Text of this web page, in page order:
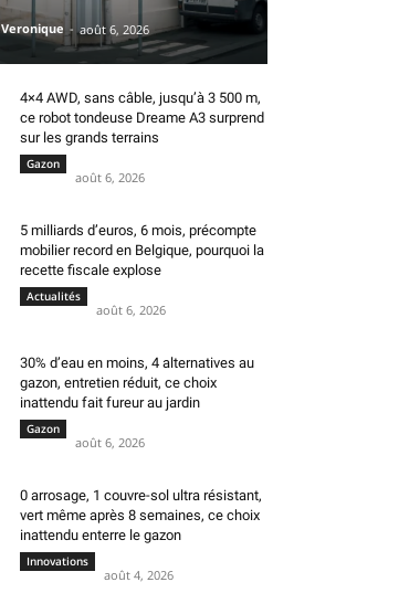
Veronique - août 6, 2026
4×4 AWD, sans câble, jusqu’à 3 500 m,
ce robot tondeuse Dreame A3 surprend
sur les grands terrains
Gazon
août 6, 2026
5 milliards d’euros, 6 mois, précompte
mobilier record en Belgique, pourquoi la
recette fiscale explose
Actualités
août 6, 2026
30% d’eau en moins, 4 alternatives au
gazon, entretien réduit, ce choix
inattendu fait fureur au jardin
Gazon
août 6, 2026
0 arrosage, 1 couvre-sol ultra résistant,
vert même après 8 semaines, ce choix
inattendu enterre le gazon
Innovations
août 4, 2026